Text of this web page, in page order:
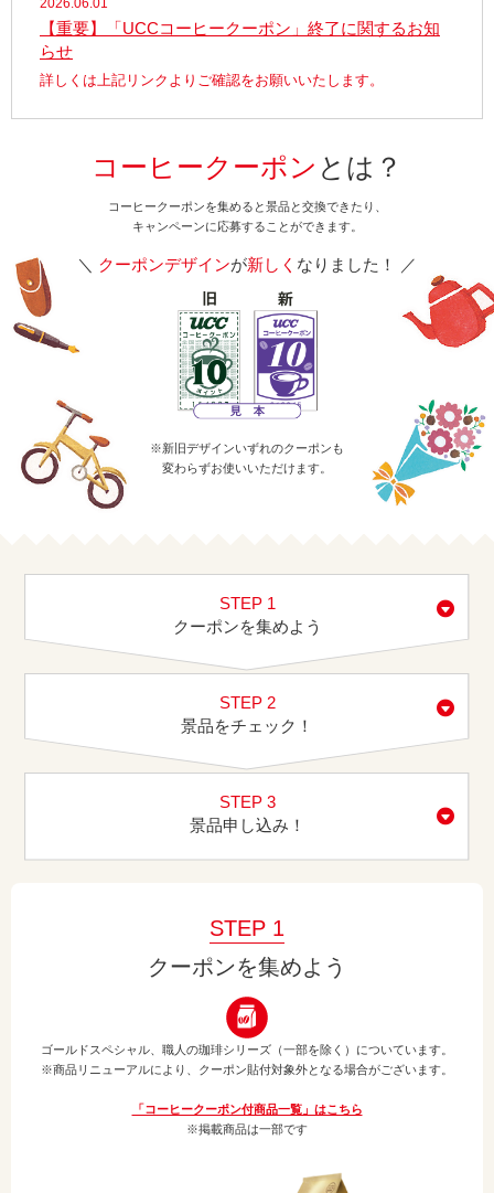
2026.06.01
【重要】「UCCコーヒークーポン」終了に関するお知
らせ
詳しくは上記リンクよりご確認をお願いいたします。
コーヒークーポン とは？
コーヒークーポンを集めると景品と交換できたり、
キャンペーンに応募することができます。
＼ クーポンデザインが新しく なりました！ ／
※新旧デザインいずれのクーポンも
変わらずお使いいただけます。
STEP 1
クーポンを集めよう
STEP 2
景品をチェック！
STEP 3
景品申し込み！
STEP 1
クーポンを集めよう
ゴールドスペシャル、職人の珈琲シリーズ（一部を除く）についています。
※商品リニューアルにより、クーポン貼付対象外となる場合がございます。
「コーヒークーポン付商品一覧」はこちら
※掲載商品は一部です